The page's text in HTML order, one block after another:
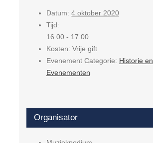
Datum: 4 oktober 2020
Tijd:
16:00 - 17:00
Kosten: Vrije gift
Evenement Categorie: Historie en
Evenementen
Organisator